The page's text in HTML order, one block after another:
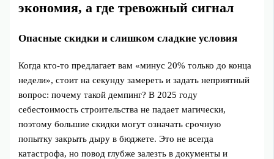
экономия, а где тревожный сигнал
Опасные скидки и слишком сладкие условия
Когда кто‑то предлагает вам «минус 20% только до конца
недели», стоит на секунду замереть и задать неприятный
вопрос: почему такой демпинг? В 2025 году
себестоимость строительства не падает магически,
поэтому большие скидки могут означать срочную
попытку закрыть дыру в бюджете. Это не всегда
катастрофа, но повод глубже залезть в документы и